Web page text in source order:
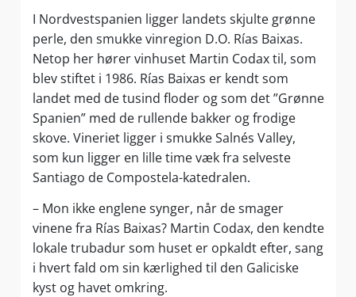
I Nordvestspanien ligger landets skjulte grønne
perle, den smukke vinregion D.O. Rías Baixas.
Netop her hører vinhuset Martin Codax til, som
blev stiftet i 1986. Rías Baixas er kendt som
landet med de tusind floder og som det ”Grønne
Spanien” med de rullende bakker og frodige
skove. Vineriet ligger i smukke Salnés Valley,
som kun ligger en lille time væk fra selveste
Santiago de Compostela-katedralen.
– Mon ikke englene synger, når de smager
vinene fra Rías Baixas? Martin Codax, den kendte
lokale trubadur som huset er opkaldt efter, sang
i hvert fald om sin kærlighed til den Galiciske
kyst og havet omkring.